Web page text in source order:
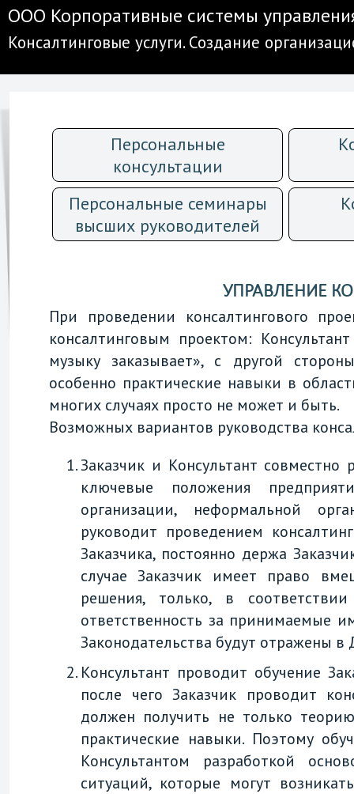
ООО Корпоративные системы
Консалтинговые услуги. Создание
Персональные
консультации
Персональные семинары
высших руководителей
УПРАВЛЕНИЕ
При проведении консалтингового
консалтинговым проектом:
музыку заказывает», с другой
особенно практические навыки в
многих случаях просто не может и быть.
Возможных вариантов руководства
Заказчик и Консультант
ключевые положения
организации, неформальной
руководит проведением
Заказчика, постоянно держа
случае Заказчик имеет право
решения, только, в
ответственность за принимаемые
Законодательства будут отражены в
Консультант проводит обучение
после чего Заказчик проводит
должен получить не только
практические навыки. Поэтому
Консультантом разработкой
ситуаций, которые могут